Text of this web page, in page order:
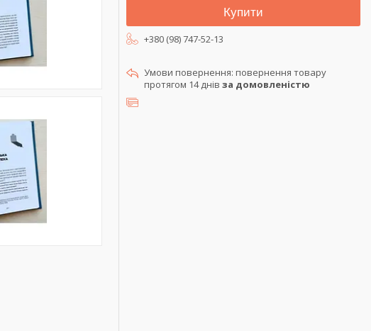
Купити
+380 (98) 747-52-13
повернення товару
протягом 14 днів за домовленістю